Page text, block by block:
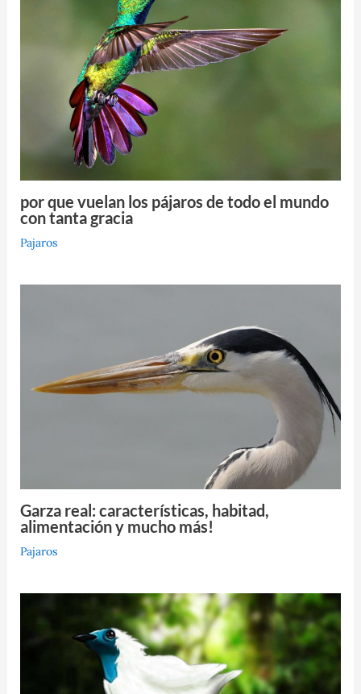
por que vuelan los pájaros de todo el mundo
con tanta gracia
Pajaros
Garza real: características, habitad,
alimentación y mucho más!
Pajaros